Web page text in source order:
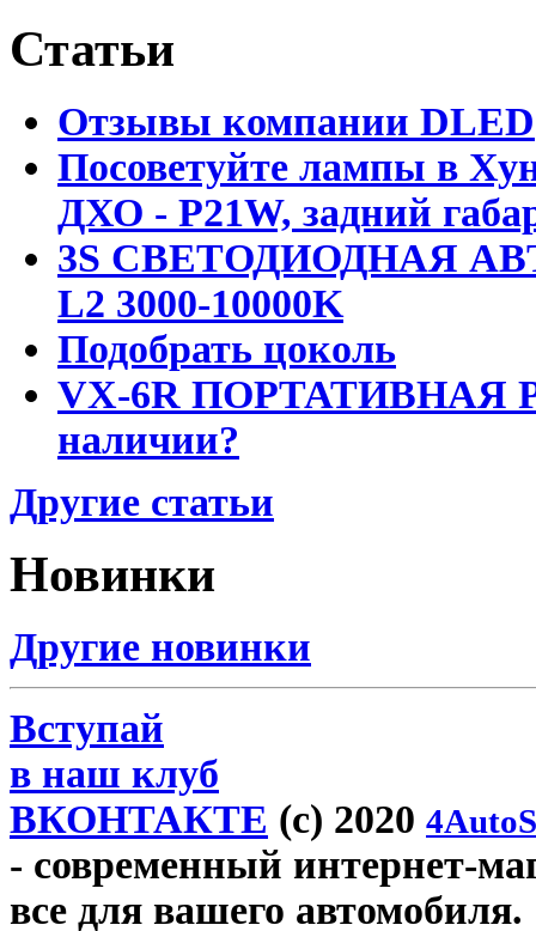
Статьи
Отзывы компании DLED
Посоветуйте лампы в
ДХО - P21W, задний
3S СВЕТОДИОДНАЯ
L2 3000-10000K
Подобрать цоколь
VX-6R ПОРТАТИВНАЯ
наличии?
Другие статьи
Новинки
Другие новинки
Вступай
в наш клуб
ВКОНТАКТЕ (c) 2020
- современный интернет-
все для вашего автомобиля.